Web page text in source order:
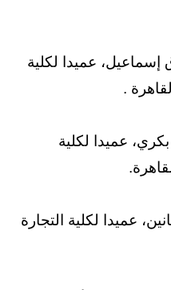
إسماعيل، عميدا لكلية
.
عميدا لكلية
عميدا لكلية التجارة